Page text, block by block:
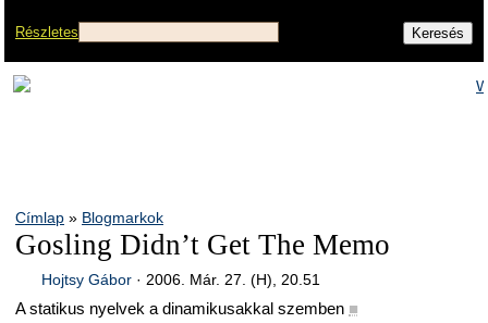
Részletes
Címlap » Blogmarkok
Gosling Didn’t Get The Memo
Hojtsy Gábor· 2006. Már. 27. (H), 20.51
A statikus nyelvek a dinamikusakkal szemben ■